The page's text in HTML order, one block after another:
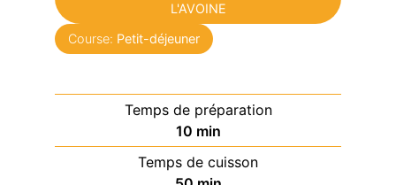
L'AVOINE
Course: Petit-déjeuner
Temps de préparation
10minutes
min
Temps de cuisson